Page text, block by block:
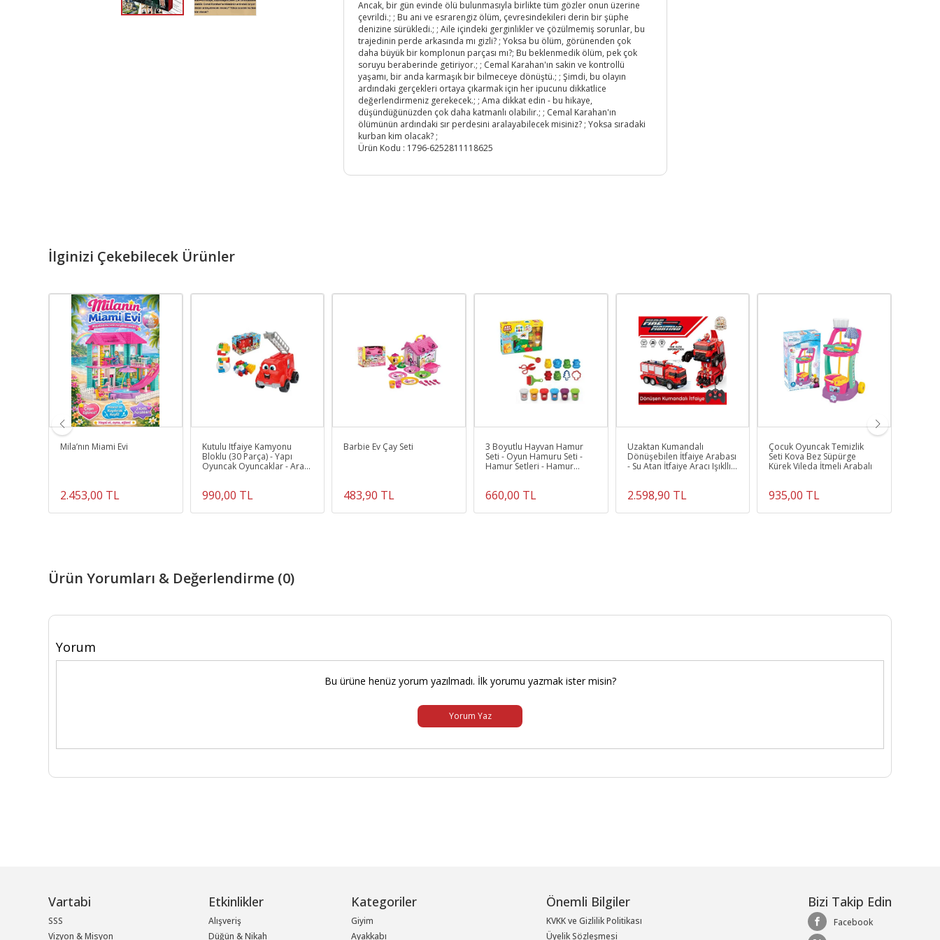
Ancak, bir gün evinde ölü bulunmasıyla birlikte tüm gözler onun üzerine
çevrildi.; ; Bu ani ve esrarengiz ölüm, çevresindekileri derin bir şüphe
denizine sürükledi.; ; Aile içindeki gerginlikler ve çözülmemiş sorunlar, bu
trajedinin perde arkasında mı gizli? ; Yoksa bu ölüm, görünenden çok
daha büyük bir komplonun parçası mı?; Bu beklenmedik ölüm, pek çok
soruyu beraberinde getiriyor.; ; Cemal Karahan'ın sakin ve kontrollü
yaşamı, bir anda karmaşık bir bilmeceye dönüştü.; ; Şimdi, bu olayın
ardındaki gerçekleri ortaya çıkarmak için her ipucunu dikkatlice
değerlendirmeniz gerekecek.; ; Ama dikkat edin - bu hikaye,
düşündüğünüzden çok daha katmanlı olabilir.; ; Cemal Karahan'ın
ölümünün ardındaki sır perdesini aralayabilecek misiniz? ; Yoksa sıradaki
kurban kim olacak? ;
Ürün Kodu : 1796-6252811118625
İlginizi Çekebilecek Ürünler
Mila’nın Miami Evi
2.453,00 TL
Kutulu Itfaiye Kamyonu
Bloklu (30 Parça) - Yapı
Oyuncak Oyuncaklar - Araç
990,00 TL
Barbie Ev Çay Seti
483,90 TL
3 Boyutlu Hayvan Hamur
Seti - Oyun Hamuru Seti -
Hamur Setleri - Hamur
660,00 TL
Uzaktan Kumandalı
Dönüşebilen İtfaiye Arabası
- Su Atan İtfaiye Aracı Işıkllı
2.598,90 TL
Çocuk Oyuncak Temizlik
Seti Kova Bez Süpürge
Kürek Vileda İtmeli Arabalı
935,00 TL
Ürün Yorumları & Değerlendirme (0)
Yorum
Bu ürüne henüz yorum yazılmadı. İlk yorumu yazmak ister misin?
Yorum Yaz
Vartabi
SSS
Vizyon & Misyon
Etkinlikler
Alışveriş
Düğün & Nikah
Kategoriler
Giyim
Ayakkabı
Önemli Bilgiler
KVKK ve Gizlilik Politikası
Üyelik Sözleşmesi
Bizi Takip Edin
Facebook